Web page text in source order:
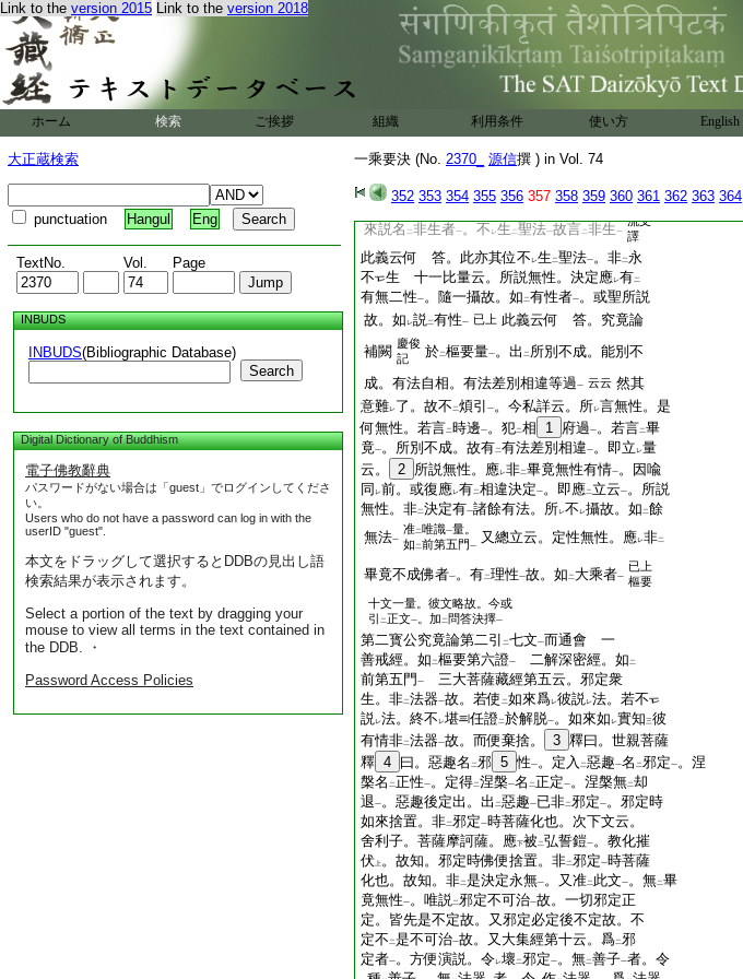
Link to the version 2015 Link to the version 2018
ホーム 検索 ご挨拶 組織 利用条件 使い方 English
大正蔵検索
punctuation Hangul Eng
TextNo. Vol. Page
INBUDS
INBUDS(Bibliographic Database)
Search
Digital Dictionary of Buddhism
電子佛教辭典
パスワードがない場合は「guest」でログインしてくださ
い。
Users who do not have a password can log in with the
userID "guest".
本文をドラッグして選択するとDDBの見出し語
検索結果が表示されます。
Select a portion of the text by dragging your
mouse to view all terms in the text contained in
the DDB. ・
Password Access Policies
一乘要決 (No. 2370_ 源信撰 ) in Vol. 74
352 353 354 355 356 357 358 359 360 361 362 363 364
聲聞獨覺乘 。而化乙 度之甲 乃至 若有下衆生喜
樂
。憎 上。不 堪
聲聞獨覺及大
者。應 當教化置二於梵乘四梵行中 。若
者。應 當教化置 於天乘十
説。非 畢竟別 。不 爾
梵與 天豈永別耶。餘文所説。理應 同 之
十金剛經云。毛道生。今云愚夫生。梵云
去聲 羅 。此云 愚夫 。本錯云
已上 天親論云。又須菩提。毛道凡夫生者。如
來説名 二非生者一。不 レ生 二聖法一故言二非生一
流支
譯
此義云何 答。此亦其位不 レ生 二聖法一。非二永
不
生 十一比量云。所説無性。決定應レ有二
有無二性一。隨一攝故。如 二有性者一。或聖所説
故。如 レ説二有性一 已上 此義云何 答。究竟論
補闕 慶俊
記
於二樞要量一。出 二 所別不成。能別不
成。有法自相。有法差別相違等過一 云云 然其
意難レ了。故不 二煩引 一。今私詳云。所レ言無性。是
何無性。若言二時邊一。犯二相 1 府過一。若言二畢
竟一。所別不成。故有二有法差別相違一。即立 レ量
云。
2 所説無性。應レ非二畢竟無性有情一。因喩
同 レ前。或復應レ有二相違決定一。即應二 立云一。所説
無性。非二決定有一諸餘有法。所レ不 レ攝故。如 二餘
無法一
准二唯識一量。
如 二前第五門一
又總立云。定性無性。應レ非二
畢竟不成佛者一。有二理性一故。如 二 大乘者一
已上
樞要
十文一量。彼文略故。今或
引 二正文一 。加 二問答決擇一
第二寳公究竟論第二引 二七文一而通會 一
善戒經。如 二樞要第六證一 二解深密經。如 二
前第五門 一
三大菩薩藏經第五云。邪定衆
生。非二法器一故。若使 二如來爲レ彼説レ法。若不
説レ法。終不 レ堪 任證二於解脱一。如來如 レ實知三彼
有情非二法器一故。而便棄捨。 3 釋曰。世親菩薩
釋 4 曰。惡趣名 二邪 5 性一。定入 二惡趣一名 二邪定一。涅
槃名 二正性一。定得二涅槃一名 二正定一。涅槃無二却
退一。惡趣後定出。出 二惡趣一已非二邪定一。邪定時
如來捨置。非二邪定一時菩薩化也。次下文云。
舍利子。菩薩摩訶薩。應下被 二弘誓鎧一。教化摧
伏
上 。故知。邪定時佛便捨置。非二邪定一時菩薩
化也。故知。非二是決定永無一。又准二 此文一。無二畢
竟無性一。唯説二邪定不可治一故。一切邪定正
定。皆先是不定故。又邪定必定後不定故。不
定不 二是不可治一故。又大集經第十云。爲二邪
定者一。方便演説。令レ壞 二邪定一。無二善子一者。令